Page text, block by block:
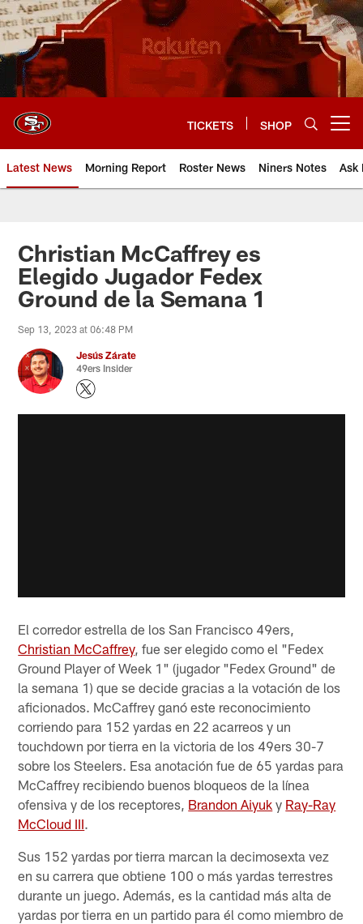
Skip
to
main
content
TICKETS SHOP
Latest News Morning Report Roster News Niners Notes Ask
Christian McCaffrey es
Elegido Jugador Fedex
Ground de la Semana 1
Sep 13, 2023 at 06:48 PM
Jesús Zárate
49ers Insider
El corredor estrella de los San Francisco 49ers,
Christian McCaffrey, fue ser elegido como el "Fedex
Ground Player of Week 1" (jugador "Fedex Ground" de
la semana 1) que se decide gracias a la votación de los
aficionados. McCaffrey ganó este reconocimiento
corriendo para 152 yardas en 22 acarreos y un
touchdown por tierra en la victoria de los 49ers 30-7
sobre los Steelers. Esa anotación fue de 65 yardas para
McCaffrey recibiendo buenos bloqueos de la línea
ofensiva y de los receptores, Brandon Aiyuk y Ray-Ray
McCloud III.
Sus 152 yardas por tierra marcan la decimosexta vez
en su carrera que obtiene 100 o más yardas terrestres
durante un juego. Además, es la cantidad más alta de
yardas por tierra en un partido para él como miembro de